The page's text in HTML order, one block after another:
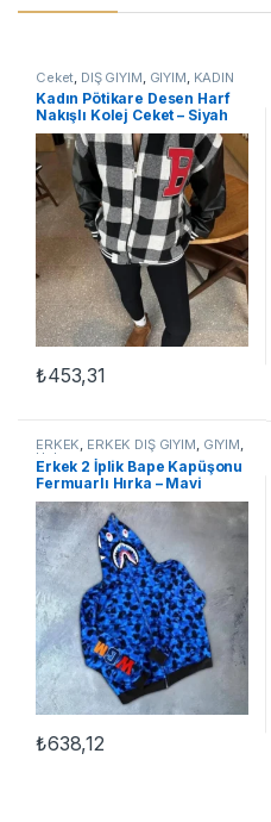
Ceket DIŞ GİYİM GİYİM KADIN
Kadın Pötikare Desen Harf
Nakışlı Kolej Ceket – Siyah
₺453,31
Bu ürünün birden fazla
ERKEK, ERKEK DIŞ GİYİM, GİYİM,
Hırka
Erkek 2 İplik Bape Kapüşonu
Fermuarlı Hırka – Mavi
₺638,12
Bu ürünün birden fazla